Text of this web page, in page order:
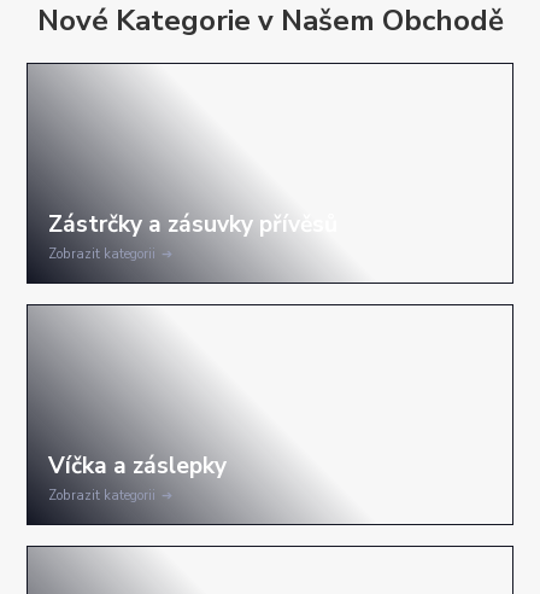
Nové Kategorie v Našem Obchodě
Zobrazit kategorii
Zobrazit kategorii